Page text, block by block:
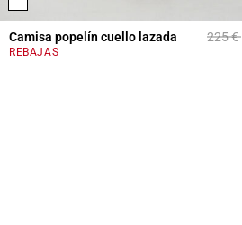
Camisa popelín cuello lazada Price
225 €
REBAJAS